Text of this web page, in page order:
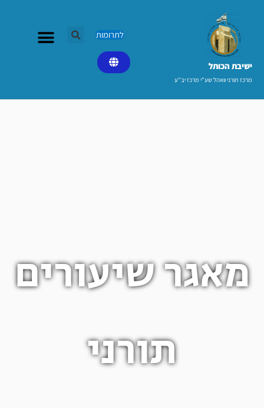
ישיבת הכותל​
מרכז תורני וואהל שע"י מרכז יב"ע
לתרומות
מאגר שיעורים
תורני